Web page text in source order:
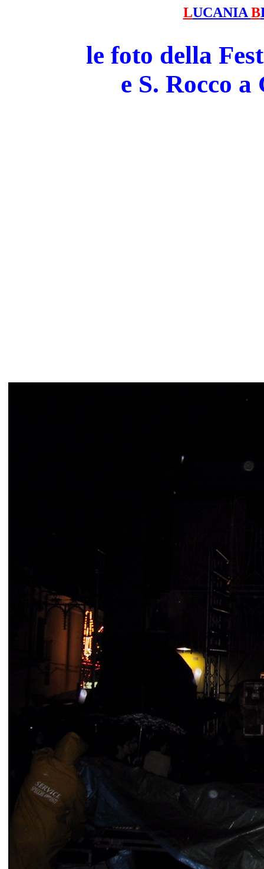
LUCANIA B
le foto della
e S. Rocco